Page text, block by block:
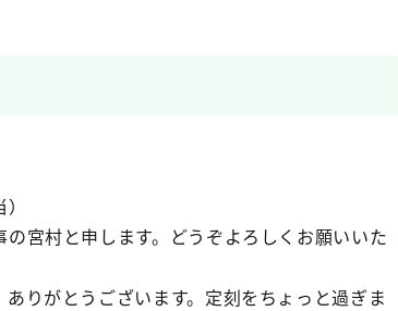
宮村と申します。どうぞよろしくお願いいた
りがとうございます。定刻をちょっと過ぎま